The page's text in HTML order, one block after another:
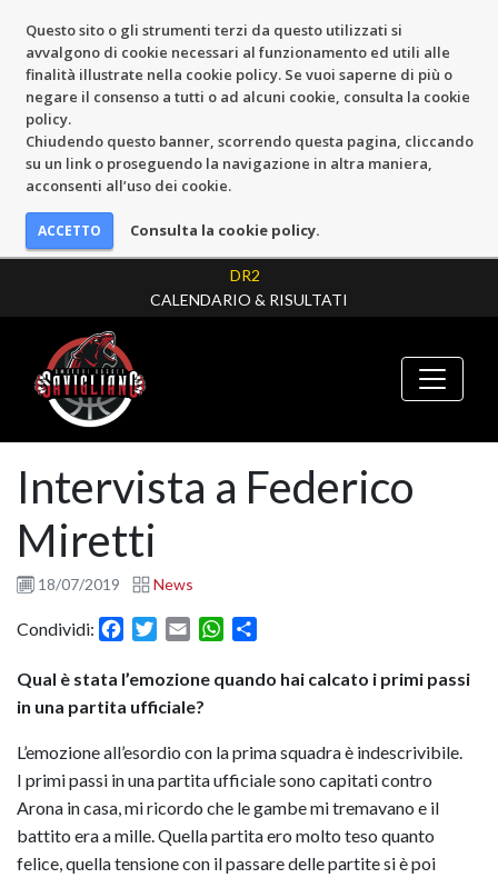
Questo sito o gli strumenti terzi da questo utilizzati si
avvalgono di cookie necessari al funzionamento ed utili alle
finalità illustrate nella cookie policy. Se vuoi saperne di più o
negare il consenso a tutti o ad alcuni cookie, consulta la cookie
policy.
Chiudendo questo banner, scorrendo questa pagina, cliccando
su un link o proseguendo la navigazione in altra maniera,
acconsenti all’uso dei cookie.
Consulta la cookie policy.
DR2
CALENDARIO & RISULTATI
Intervista a Federico
Miretti
18/07/2019 News
Condividi: FacebookTwitter
Email WhatsApp
Qual è stata l’emozione quando hai calcato i primi passi
in una partita ufficiale?
L’emozione all’esordio con la prima squadra è indescrivibile.
I primi passi in una partita ufficiale sono capitati contro
Arona in casa, mi ricordo che le gambe mi tremavano e il
battito era a mille. Quella partita ero molto teso quanto
felice, quella tensione con il passare delle partite si è poi